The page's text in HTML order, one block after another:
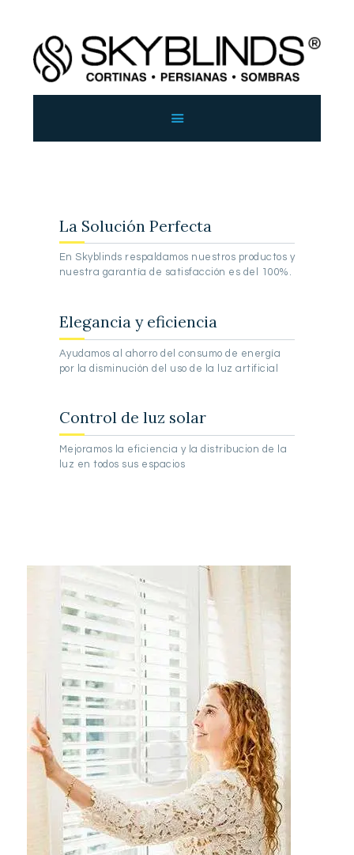
SKYBLINDS
Persianas y Sombras
La Solución Perfecta
En Skyblinds respaldamos nuestros productos y
nuestra garantía de satisfacción es del 100%.
Elegancia y eficiencia
Ayudamos al ahorro del consumo de energía
por la disminución del uso de la luz artificial
Control de luz solar
Mejoramos la eficiencia y la distribucion de la
luz en todos sus espacios